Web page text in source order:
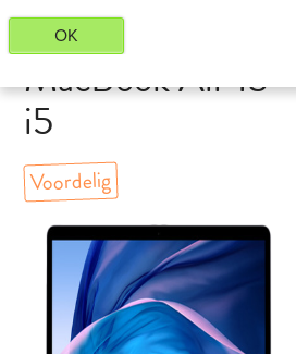
OK
MacBook Air 13''
i5
Voordelig